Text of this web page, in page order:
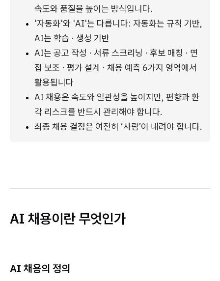
속도와 품질을 높이는 방식입니다.
'자동화'와 'AI'는 다릅니다: 자동화는 규칙 기반,
AI는 학습 · 생성 기반
AI는 공고 작성 · 서류 스크리닝 · 후보 매칭 · 면
접 보조 · 평가 설계 · 채용 예측 6가지 영역에서
활용됩니다
AI 채용은 속도와 일관성을 높이지만, 편향과 환
각 리스크를 반드시 관리해야 합니다.
최종 채용 결정은 여전히 ‘사람’이 내려야 합니다.
AI 채용이란 무엇인가
AI 채용의 정의